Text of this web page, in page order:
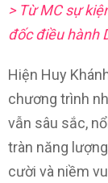
> Từ MC sự
đốc điều hành
Hiện Huy
chương trình
vẫn sâu sắc,
tràn năng
cười và niềm